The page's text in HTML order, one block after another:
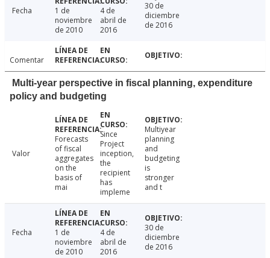
Fecha
1 de
noviembre
de 2010
4 de
abril de
2016
30 de
diciembre
de 2016
Comentar
Multi-year perspective in fiscal planning, expenditure
policy and budgeting
Valor
Forecasts
of fiscal
aggregates
on the
basis of
mai
Since
Project
inception,
the
recipient
has
impleme
Multiyear
planning
and
budgeting
is
stronger
and t
Fecha
1 de
noviembre
de 2010
4 de
abril de
2016
30 de
diciembre
de 2016